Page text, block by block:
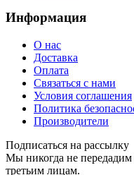
Информация
О нас
Доставка
Оплата
Связаться с нами
Условия соглашения
Политика
Производители
Подписаться на рассылку
Мы никогда не
третьим лицам.